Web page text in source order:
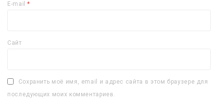
E-mail*
Сайт
Сохранить моё имя, email и адрес сайта в этом браузере для
последующих моих комментариев.